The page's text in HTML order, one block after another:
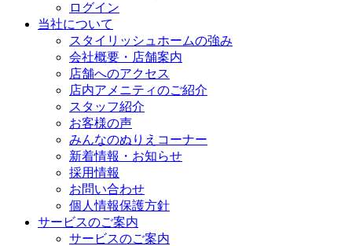
ログイン
当社について
スタイリッシュホームの強み
会社概要・店舗案内
店舗へのアクセス
店内アメニティのご紹介
スタッフ紹介
お客様の声
みんなのぬりえコーナー
新着情報・お知らせ
採用情報
お問い合わせ
個人情報保護方針
サービスのご案内
サービスのご案内